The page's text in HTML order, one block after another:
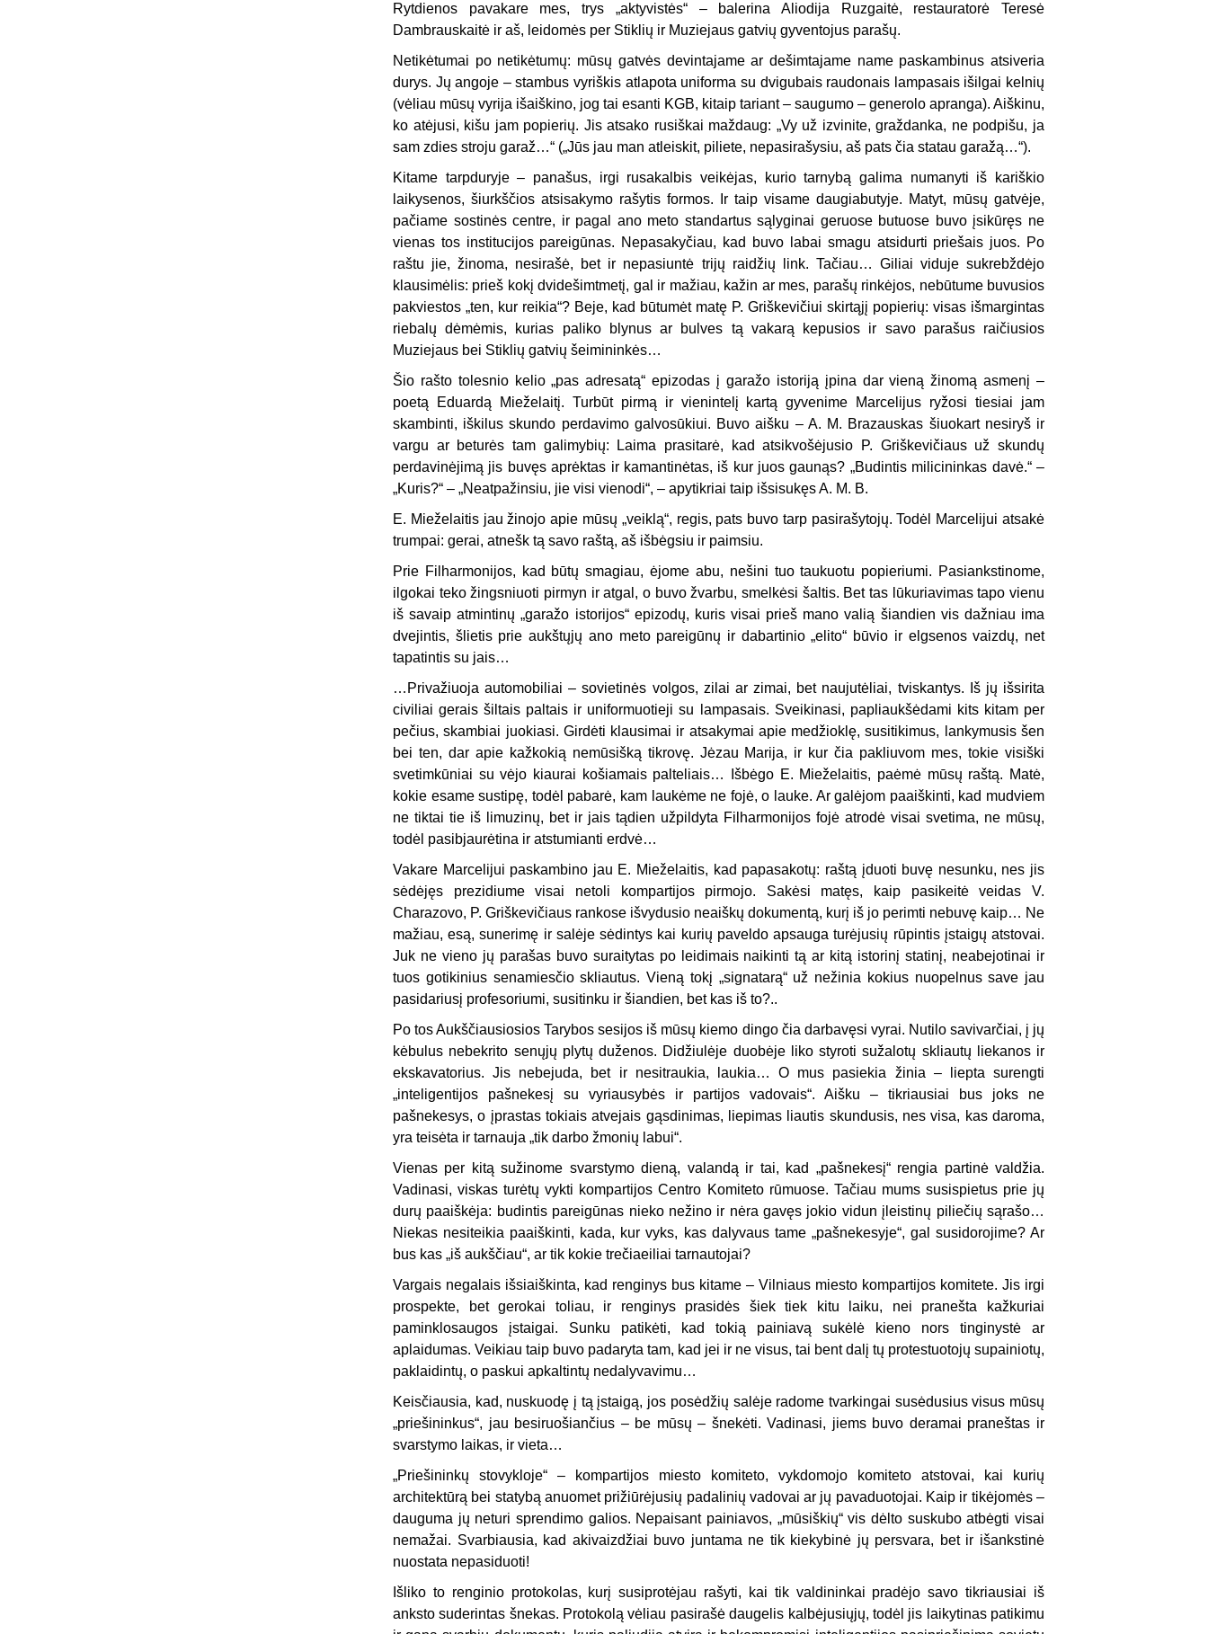
Rytdienos pavakare mes, trys „aktyvistės“ – balerina Aliodija Ruzgaitė, restauratorė Teresė
Dambrauskaitė ir aš, leidomės per Stiklių ir Muziejaus gatvių gyventojus parašų.
Netikėtumai po netikėtumų: mūsų gatvės devintajame ar dešimtajame name paskambinus atsiveria
durys. Jų angoje – stambus vyriškis atlapota uniforma su dvigubais raudonais lampasais išilgai kelnių
(vėliau mūsų vyrija išaiškino, jog tai esanti KGB, kitaip tariant – saugumo – generolo apranga). Aiškinu,
ko atėjusi, kišu jam popierių. Jis atsako rusiškai maždaug: „Vy už izvinite, graždanka, ne podpišu, ja
sam zdies stroju garaž…“ („Jūs jau man atleiskit, piliete, nepasirašysiu, aš pats čia statau garažą…“).
Kitame tarpduryje – panašus, irgi rusakalbis veikėjas, kurio tarnybą galima numanyti iš kariškio
laikysenos, šiurkščios atsisakymo rašytis formos. Ir taip visame daugiabutyje. Matyt, mūsų gatvėje,
pačiame sostinės centre, ir pagal ano meto standartus sąlyginai geruose butuose buvo įsikūręs ne
vienas tos institucijos pareigūnas. Nepasakyčiau, kad buvo labai smagu atsidurti priešais juos. Po
raštu jie, žinoma, nesirašė, bet ir nepasiuntė trijų raidžių link. Tačiau… Giliai viduje sukrebždėjo
klausimėlis: prieš kokį dvidešimtmetį, gal ir mažiau, kažin ar mes, parašų rinkėjos, nebūtume buvusios
pakviestos „ten, kur reikia“? Beje, kad būtumėt matę P. Griškevičiui skirtąjį popierių: visas išmargintas
riebalų dėmėmis, kurias paliko blynus ar bulves tą vakarą kepusios ir savo parašus raičiusios
Muziejaus bei Stiklių gatvių šeimininkės…
Šio rašto tolesnio kelio „pas adresatą“ epizodas į garažo istoriją įpina dar vieną žinomą asmenį –
poetą Eduardą Mieželaitį. Turbūt pirmą ir vienintelį kartą gyvenime Marcelijus ryžosi tiesiai jam
skambinti, iškilus skundo perdavimo galvosūkiui. Buvo aišku – A. M. Brazauskas šiuokart nesiryš ir
vargu ar beturės tam galimybių: Laima prasitarė, kad atsikvošėjusio P. Griškevičiaus už skundų
perdavinėjimą jis buvęs aprėktas ir kamantinėtas, iš kur juos gaunąs? „Budintis milicininkas davė.“ –
„Kuris?“ – „Neatpažinsiu, jie visi vienodi“, – apytikriai taip išsisukęs A. M. B.
E. Mieželaitis jau žinojo apie mūsų „veiklą“, regis, pats buvo tarp pasirašytojų. Todėl Marcelijui atsakė
trumpai: gerai, atnešk tą savo raštą, aš išbėgsiu ir paimsiu.
Prie Filharmonijos, kad būtų smagiau, ėjome abu, nešini tuo taukuotu popieriumi. Pasiankstinome,
ilgokai teko žingsniuoti pirmyn ir atgal, o buvo žvarbu, smelkėsi šaltis. Bet tas lūkuriavimas tapo vienu
iš savaip atmintinų „garažo istorijos“ epizodų, kuris visai prieš mano valią šiandien vis dažniau ima
dvejintis, šlietis prie aukštųjų ano meto pareigūnų ir dabartinio „elito“ būvio ir elgsenos vaizdų, net
tapatintis su jais…
…Privažiuoja automobiliai – sovietinės volgos, zilai ar zimai, bet naujutėliai, tviskantys. Iš jų išsirita
civiliai gerais šiltais paltais ir uniformuotieji su lampasais. Sveikinasi, papliaukšėdami kits kitam per
pečius, skambiai juokiasi. Girdėti klausimai ir atsakymai apie medžioklę, susitikimus, lankymusis šen
bei ten, dar apie kažkokią nemūsišką tikrovę. Jėzau Marija, ir kur čia pakliuvom mes, tokie visiški
svetimkūniai su vėjo kiaurai košiamais palteliais… Išbėgo E. Mieželaitis, paėmė mūsų raštą. Matė,
kokie esame sustipę, todėl pabarė, kam laukėme ne fojė, o lauke. Ar galėjom paaiškinti, kad mudviem
ne tiktai tie iš limuzinų, bet ir jais tądien užpildyta Filharmonijos fojė atrodė visai svetima, ne mūsų,
todėl pasibjaurėtina ir atstumianti erdvė…
Vakare Marcelijui paskambino jau E. Mieželaitis, kad papasakotų: raštą įduoti buvę nesunku, nes jis
sėdėjęs prezidiume visai netoli kompartijos pirmojo. Sakėsi matęs, kaip pasikeitė veidas V.
Charazovo, P. Griškevičiaus rankose išvydusio neaiškų dokumentą, kurį iš jo perimti nebuvę kaip… Ne
mažiau, esą, sunerimę ir salėje sėdintys kai kurių paveldo apsauga turėjusių rūpintis įstaigų atstovai.
Juk ne vieno jų parašas buvo suraitytas po leidimais naikinti tą ar kitą istorinį statinį, neabejotinai ir
tuos gotikinius senamiesčio skliautus. Vieną tokį „signatarą“ už nežinia kokius nuopelnus save jau
pasidariusį profesoriumi, susitinku ir šiandien, bet kas iš to?..
Po tos Aukščiausiosios Tarybos sesijos iš mūsų kiemo dingo čia darbavęsi vyrai. Nutilo savivarčiai, į jų
kėbulus nebekrito senųjų plytų duženos. Didžiulėje duobėje liko styroti sužalotų skliautų liekanos ir
ekskavatorius. Jis nebejuda, bet ir nesitraukia, laukia… O mus pasiekia žinia – liepta surengti
„inteligentijos pašnekesį su vyriausybės ir partijos vadovais“. Aišku – tikriausiai bus joks ne
pašnekesys, o įprastas tokiais atvejais gąsdinimas, liepimas liautis skundusis, nes visa, kas daroma,
yra teisėta ir tarnauja „tik darbo žmonių labui“.
Vienas per kitą sužinome svarstymo dieną, valandą ir tai, kad „pašnekesį“ rengia partinė valdžia.
Vadinasi, viskas turėtų vykti kompartijos Centro Komiteto rūmuose. Tačiau mums susispietus prie jų
durų paaiškėja: budintis pareigūnas nieko nežino ir nėra gavęs jokio vidun įleistinų piliečių sąrašo…
Niekas nesiteikia paaiškinti, kada, kur vyks, kas dalyvaus tame „pašnekesyje“, gal susidorojime? Ar
bus kas „iš aukščiau“, ar tik kokie trečiaeiliai tarnautojai?
Vargais negalais išsiaiškinta, kad renginys bus kitame – Vilniaus miesto kompartijos komitete. Jis irgi
prospekte, bet gerokai toliau, ir renginys prasidės šiek tiek kitu laiku, nei pranešta kažkuriai
paminklosaugos įstaigai. Sunku patikėti, kad tokią painiavą sukėlė kieno nors tinginystė ar
aplaidumas. Veikiau taip buvo padaryta tam, kad jei ir ne visus, tai bent dalį tų protestuotojų supainiotų,
paklaidintų, o paskui apkaltintų nedalyvavimu…
Keisčiausia, kad, nuskuodę į tą įstaigą, jos posėdžių salėje radome tvarkingai susėdusius visus mūsų
„priešininkus“, jau besiruošiančius – be mūsų – šnekėti. Vadinasi, jiems buvo deramai praneštas ir
svarstymo laikas, ir vieta…
„Priešininkų stovykloje“ – kompartijos miesto komiteto, vykdomojo komiteto atstovai, kai kurių
architektūrą bei statybą anuomet prižiūrėjusių padalinių vadovai ar jų pavaduotojai. Kaip ir tikėjomės –
dauguma jų neturi sprendimo galios. Nepaisant painiavos, „mūsiškių“ vis dėlto suskubo atbėgti visai
nemažai. Svarbiausia, kad akivaizdžiai buvo juntama ne tik kiekybinė jų persvara, bet ir išankstinė
nuostata nepasiduoti!
Išliko to renginio protokolas, kurį susiprotėjau rašyti, kai tik valdininkai pradėjo savo tikriausiai iš
anksto suderintas šnekas. Protokolą vėliau pasirašė daugelis kalbėjusiųjų, todėl jis laikytinas patikimu